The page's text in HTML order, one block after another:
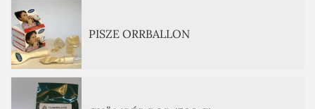
PISZE ORRBALLON